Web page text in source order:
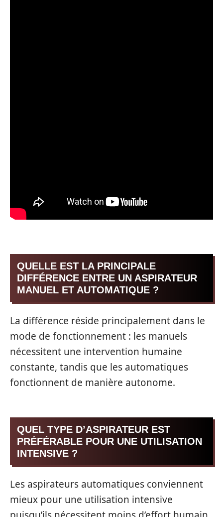
QUELLE EST LA PRINCIPALE
DIFFÉRENCE ENTRE UN ASPIRATEUR
MANUEL ET AUTOMATIQUE ?
La différence réside principalement dans le
mode de fonctionnement : les manuels
nécessitent une intervention humaine
constante, tandis que les automatiques
fonctionnent de manière autonome.
QUEL TYPE D’ASPIRATEUR EST
PRÉFÉRABLE POUR UNE UTILISATION
INTENSIVE ?
Les aspirateurs automatiques conviennent
mieux pour une utilisation intensive